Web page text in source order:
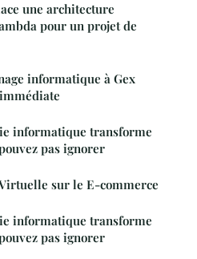
une architecture
pour un projet de
informatique à Gex
informatique transforme
pas ignorer
sur le E-commerce
informatique transforme
pas ignorer